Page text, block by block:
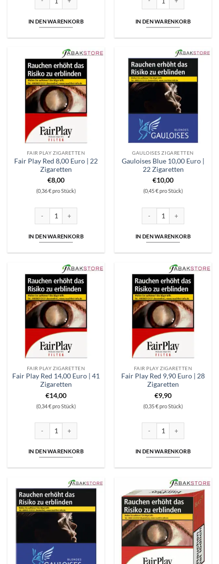
IN DEN WARENKORB IN DEN WARENKORB
FAIR PLAY ZIGARETTEN
Fair Play Red 8,00 Euro | 22
Zigaretten
€8,00
(0,36 € pro Stück)
Fair Play Red 8,00 Euro | 22 Zigaretten Menge
IN DEN WARENKORB
GAULOISES ZIGARETTEN
Gauloises Blue 10,00 Euro |
22 Zigaretten
€10,00
(0,45 € pro Stück)
Gauloises Blue 10,00 Euro |
IN DEN WARENKORB
FAIR PLAY ZIGARETTEN
Fair Play Red 14,00 Euro | 41
Zigaretten
€14,00
(0,34 € pro Stück)
Fair Play Red 14,00 Euro | 41 Zigaretten Menge
IN DEN WARENKORB
FAIR PLAY ZIGARETTEN
Fair Play Red 9,90 Euro | 28
Zigaretten
€9,90
(0,35 € pro Stück)
Fair Play Red 9,90 Euro | 28
IN DEN WARENKORB